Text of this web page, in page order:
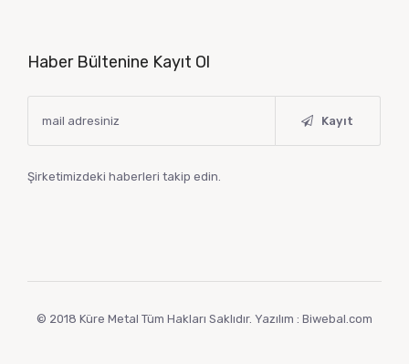
Haber Bültenine Kayıt Ol
Kayıt
Şirketimizdeki haberleri takip edin.
© 2018 Küre Metal Tüm Hakları Saklıdır. Yazılım : Biwebal.com